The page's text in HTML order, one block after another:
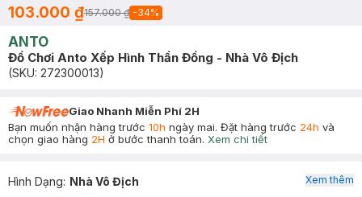
103.000 ₫157.000 ₫ -34%
ANTO
Đồ Chơi Anto Xếp Hình Thần Đồng - Nhà Vô Địch
(SKU: 272300013)
Giao Nhanh Miễn Phí 2H
Bạn muốn nhận hàng trước 10h ngày mai. Đặt hàng trước 24h và
chọn giao hàng 2H ở bước thanh toán. Xem chi tiết
Hình Dạng: Nhà Vô Địch Xem thêm